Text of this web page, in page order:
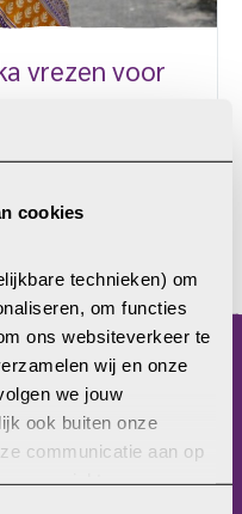
cookies
technieken) om
om functies
ons websiteverkeer te
wij en onze
we jouw
ook buiten onze
communicatie aan op
zo gerichte
vrezen voor
zorgen over de
Premier
tegen
wil een
einde zou maken aan
of misleiding. Hij
op de
Buddhist Councils.